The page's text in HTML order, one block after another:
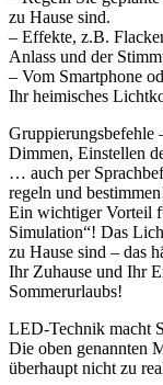
zu Hause sind.
– Effekte, z.B.
Anlass und der
– Vom Smartphone
Ihr heimisches
Gruppierungsbefehle
Dimmen, Einstellen
… auch per
regeln und
Ein wichtiger Vorteil
Simulation“! Das
zu Hause sind – das
Ihr Zuhause und Ihr
Sommerurlaubs!
LED-Technik macht
Die oben genannten
überhaupt nicht zu